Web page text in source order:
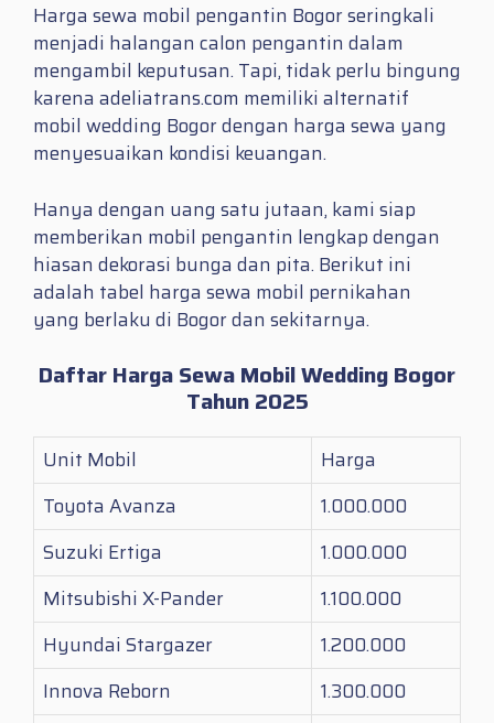
Harga sewa mobil pengantin Bogor seringkali
menjadi halangan calon pengantin dalam
mengambil keputusan. Tapi, tidak perlu bingung
karena adeliatrans.com memiliki alternatif
mobil wedding Bogor dengan harga sewa yang
menyesuaikan kondisi keuangan.
Hanya dengan uang satu jutaan, kami siap
memberikan mobil pengantin lengkap dengan
hiasan dekorasi bunga dan pita. Berikut ini
adalah tabel harga sewa mobil pernikahan
yang berlaku di Bogor dan sekitarnya.
Daftar Harga Sewa Mobil Wedding Bogor
Tahun 2025
Unit Mobil
Harga
Toyota Avanza
1.000.000
Suzuki Ertiga
1.000.000
Mitsubishi X-Pander
1.100.000
Hyundai Stargazer
1.200.000
Innova Reborn
1.300.000